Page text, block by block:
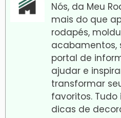
Nós, da Meu
mais do que
rodapés,
acabamentos,
portal de
ajudar e
transformar
favoritos. Tudo
dicas de